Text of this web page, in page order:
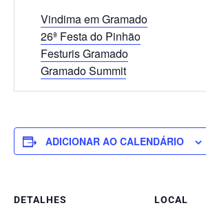
Vindima em Gramado
26ª Festa do Pinhão
Festuris Gramado
Gramado Summit
ADICIONAR AO CALENDÁRIO
DETALHES LOCAL